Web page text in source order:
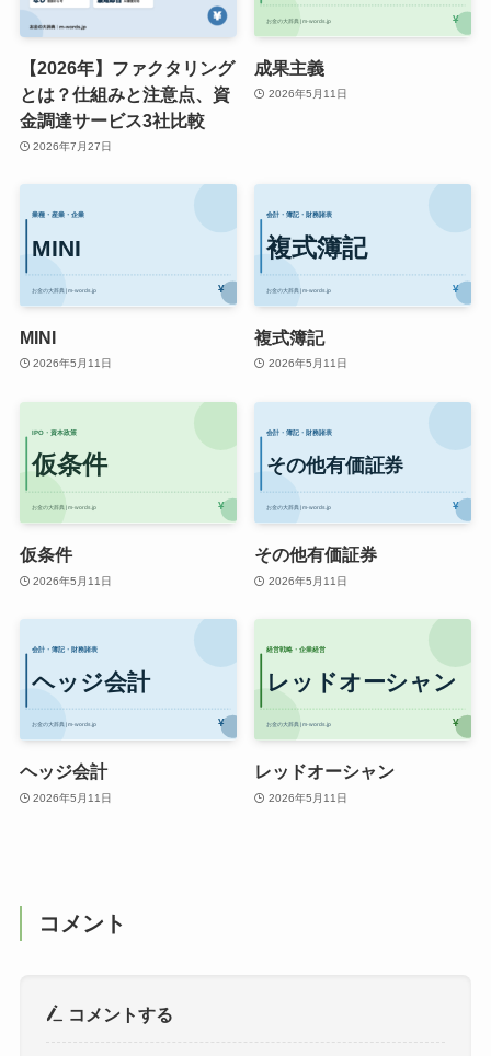
【2026年】ファクタリング
とは？仕組みと注意点、資
金調達サービス3社比較
2026年7月27日
成果主義
2026年5月11日
MINI
2026年5月11日
複式簿記
2026年5月11日
仮条件
2026年5月11日
その他有価証券
2026年5月11日
ヘッジ会計
2026年5月11日
レッドオーシャン
2026年5月11日
コメント
コメントする